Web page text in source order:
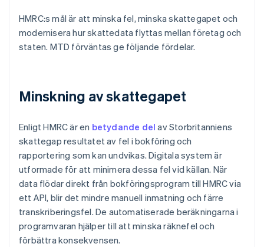
HMRC:s mål är att minska fel, minska skattegapet och
modernisera hur skattedata flyttas mellan företag och
staten. MTD förväntas ge följande fördelar.
Minskning av skattegapet
Enligt HMRC är en betydande del av Storbritanniens
skattegap resultatet av fel i bokföring och
rapportering som kan undvikas. Digitala system är
utformade för att minimera dessa fel vid källan. När
data flödar direkt från bokföringsprogram till HMRC via
ett API, blir det mindre manuell inmatning och färre
transkriberingsfel. De automatiserade beräkningarna i
programvaran hjälper till att minska räknefel och
förbättra konsekvensen.